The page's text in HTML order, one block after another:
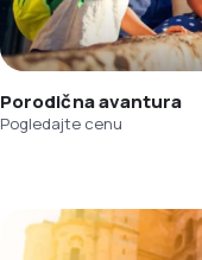
Porodična avantura
Pogledajte cenu